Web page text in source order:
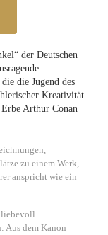
der Deutschen
die Jugend des
Kreativität
Arthur Conan
zu einem Werk,
anspricht wie ein
liebevoll
Aus dem Kanon